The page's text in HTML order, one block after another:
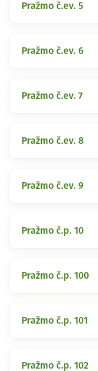
Pražmo č.ev. 5
Pražmo č.ev. 6
Pražmo č.ev. 7
Pražmo č.ev. 8
Pražmo č.ev. 9
Pražmo č.p. 10
Pražmo č.p. 100
Pražmo č.p. 101
Pražmo č.p. 102